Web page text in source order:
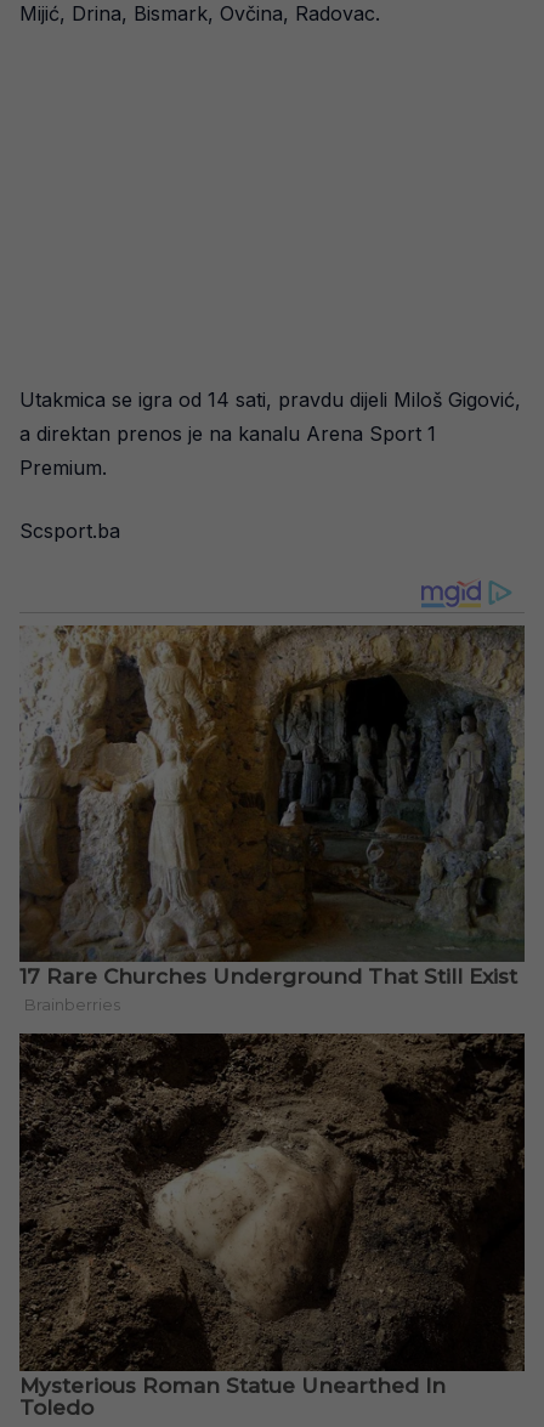
Mijić, Drina, Bismark, Ovčina, Radovac.
Utakmica se igra od 14 sati, pravdu dijeli Miloš Gigović,
a direktan prenos je na kanalu Arena Sport 1
Premium.
Scsport.ba